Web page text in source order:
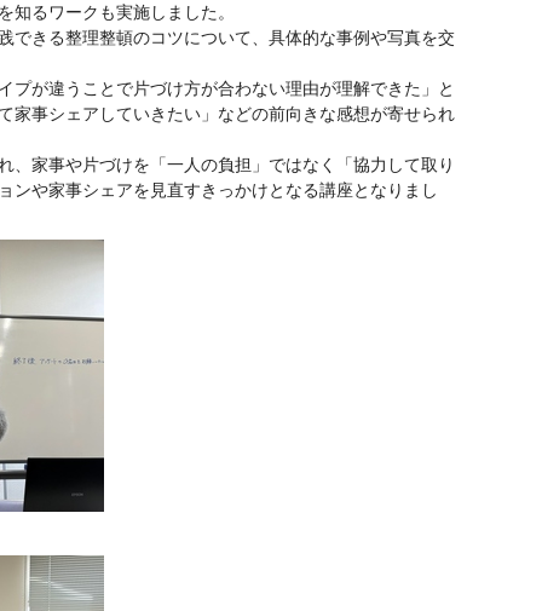
るワークも実施しました。
できる整理整頓のコツについて、具体的な事例や写真を交
が違うことで片づけ方が合わない理由が理解できた」と
家事シェアしていきたい」などの前向きな感想が寄せられ
家事や片づけを「一人の負担」ではなく「協力して取り
や家事シェアを見直すきっかけとなる講座となりまし